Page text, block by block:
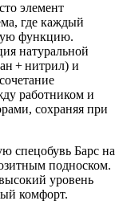
элемент
где каждый
функцию.
натуральной
+ нитрил) и
работником и
сохраняя при
спецобувь Барс на
подноском.
уровень
комфорт.